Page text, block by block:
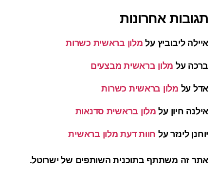
תגובות אחרונות
איילה ליבוביץ על מלון בראשית כשרות
ברכה על מלון בראשית מבצעים
אדל על מלון בראשית כשרות
אילנה חיון על מלון בראשית סדנאות
יוחנן לינזר על חוות דעת מלון בראשית
אתר זה משתתף בתוכנית השותפים של ישרוטל.